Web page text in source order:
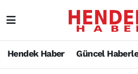
Hendek Haber Güncel
Hendek Haber
Hendek Haber
Sakarya Nöbetçi Eczaneler